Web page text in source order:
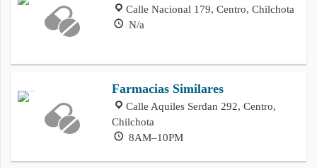
Calle Nacional 179, Centro, Chilchota
N/a
Farmacias Similares
Calle Aquiles Serdan 292, Centro,
Chilchota
8AM–10PM